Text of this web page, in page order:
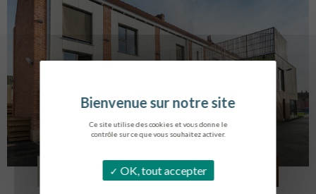
Ce site utilise des cookies et vous donne le
contrôle sur ce que vous souhaitez activer.
OK, tout accepter
LOG. JEUNES TRAVAILLEURS